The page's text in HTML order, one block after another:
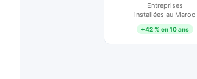
Entreprises
installées au Maroc
+42 % en 10 ans